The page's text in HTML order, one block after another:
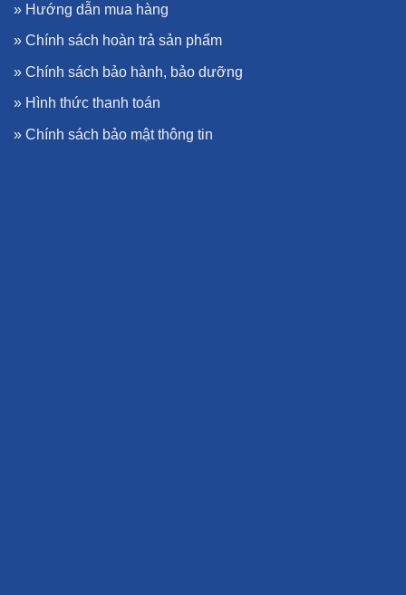
» Hướng dẫn mua hàng
» Chính sách hoàn trả sản phẩm
» Chính sách bảo hành, bảo dưỡng
» Hình thức thanh toán
» Chính sách bảo mật thông tin